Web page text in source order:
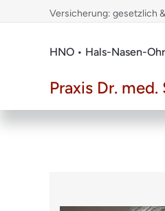
Versicherung: gesetzlich
HNO • Hals-Nasen-
Praxis Dr.